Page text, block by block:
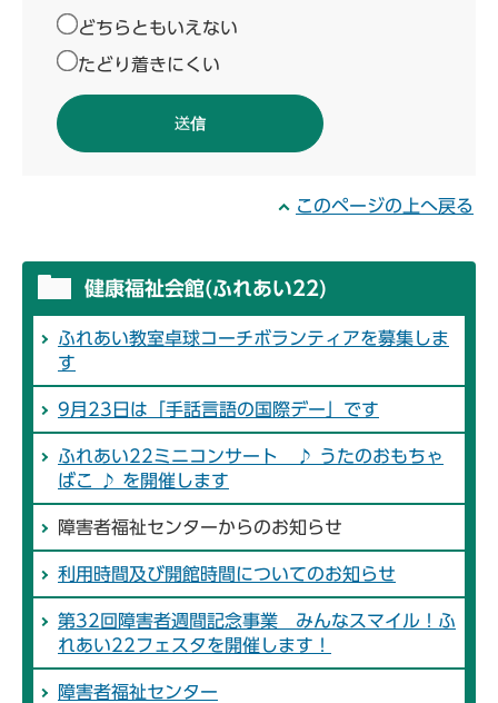
どちらともいえない
たどり着きにくい
このページの上へ戻る
健康福祉会館(ふれあい22)
ふれあい教室卓球コーチボランティアを募集しま
す
9月23日は「手話言語の国際デー」です
ふれあい22ミニコンサート ♪ うたのおもちゃ
ばこ ♪ を開催します
障害者福祉センターからのお知らせ
利用時間及び開館時間についてのお知らせ
第32回障害者週間記念事業 みんなスマイル！ふ
れあい22フェスタを開催します！
障害者福祉センター